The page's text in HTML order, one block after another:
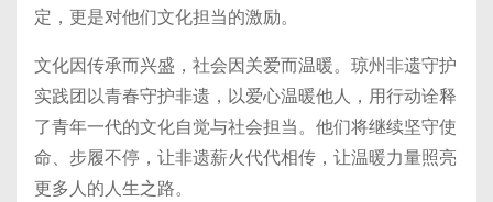
定，更是对他们文化担当的激励。
文化因传承而兴盛，社会因关爱而温暖。琼州非遗守护
实践团以青春守护非遗，以爱心温暖他人，用行动诠释
了青年一代的文化自觉与社会担当。他们将继续坚守使
命、步履不停，让非遗薪火代代相传，让温暖力量照亮
更多人的人生之路。